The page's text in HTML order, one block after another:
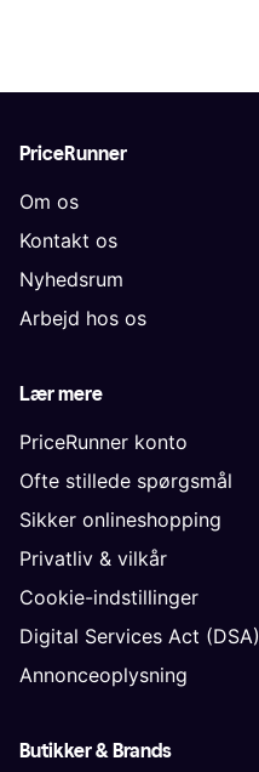
PriceRunner
Om os
Kontakt os
Nyhedsrum
Arbejd hos os
Lær mere
PriceRunner konto
Ofte stillede spørgsmål
Sikker onlineshopping
Privatliv & vilkår
Cookie-indstillinger
Digital Services Act (DSA)
Annonceoplysning
Butikker & Brands